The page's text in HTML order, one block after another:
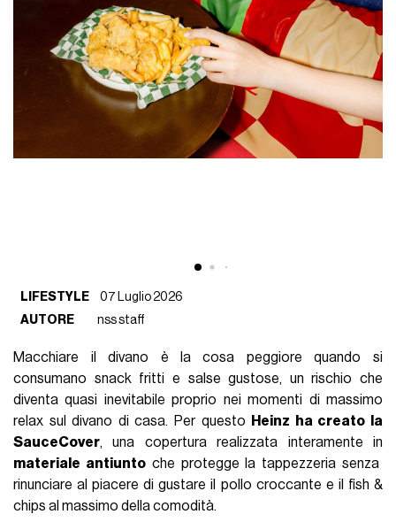
LIFESTYLE
07 Luglio 2026
AUTORE
nss staff
Macchiare il divano è la cosa peggiore quando si
consumano snack fritti e salse gustose, un rischio che
diventa quasi inevitabile proprio nei momenti di massimo
relax sul divano di casa. Per questo
Heinz ha creato la
SauceCover, una copertura realizzata interamente in
materiale antiuntoche protegge la tappezzeria senza
rinunciare al piacere di gustare il pollo croccante e il fish &
chips al massimo della comodità.